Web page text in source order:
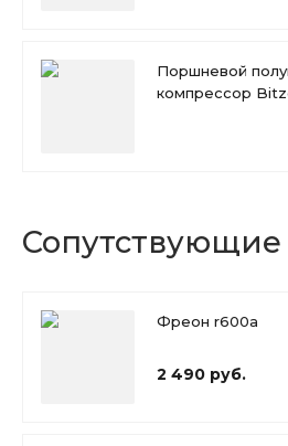
Поршневой
компрессор
Сопутствующие
Фреон r600a
2 490 руб.